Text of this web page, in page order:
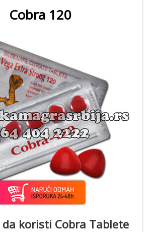
Cobra 120
da koristi Cobra Tablete